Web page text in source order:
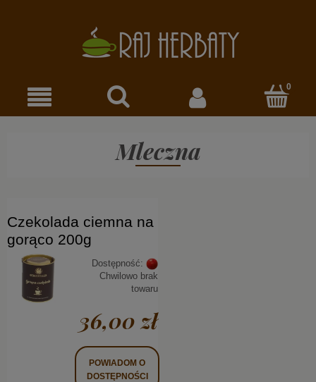
Mleczna
Czekolada ciemna na
gorąco 200g
Dostępność:
Chwilowo brak
towaru
36,00 zł
POWIADOM O
DOSTĘPNOŚCI